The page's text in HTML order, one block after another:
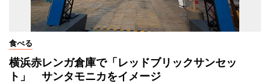
食べる
横浜赤レンガ倉庫で「レッドブリックサンセッ
ト」 サンタモニカをイメージ